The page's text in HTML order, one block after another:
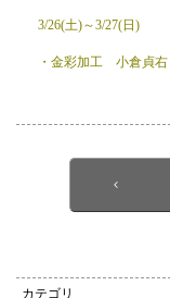
3/26(土)～3/27(日)
・金彩加工 小倉貞右
カテゴリ